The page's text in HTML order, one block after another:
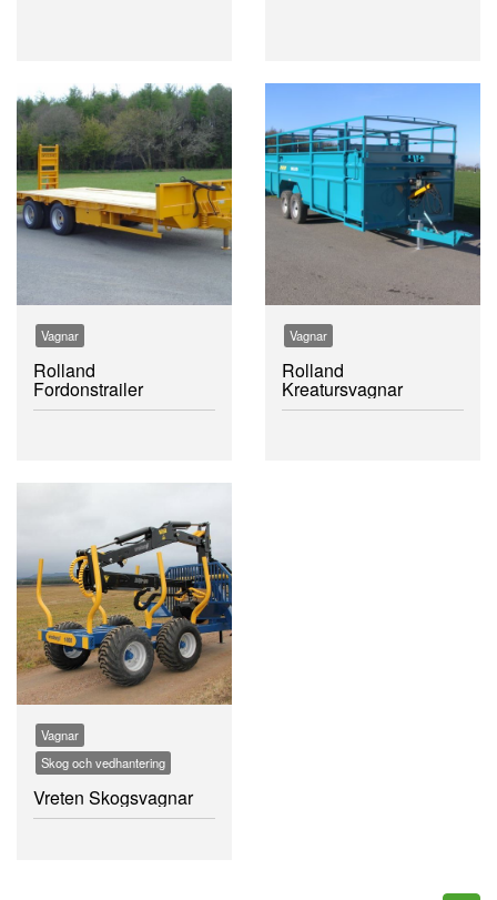
Vagnar
Rolland
Fordonstrailer
Vagnar
Rolland
Kreatursvagnar
Vagnar
Skog och vedhantering
Vreten Skogsvagnar